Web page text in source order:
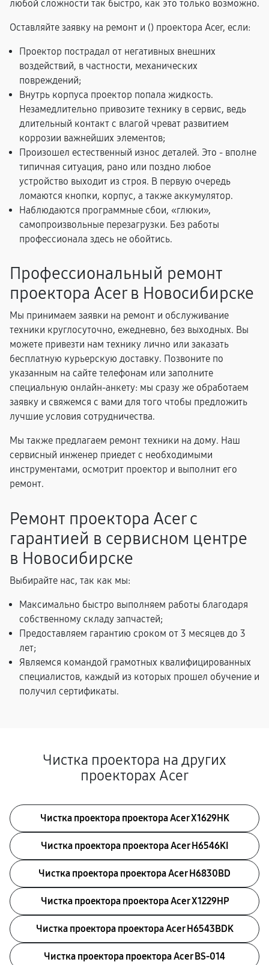
любой сложности так быстро, как это только возможно.
Оставляйте заявку на ремонт и () проектора Acer, если:
Проектор пострадал от негативных внешних
воздействий, в частности, механических
повреждений;
Внутрь корпуса проектор попала жидкость.
Незамедлительно привозите технику в сервис, ведь
длительный контакт с влагой чреват развитием
коррозии важнейших элементов;
Произошел естественный износ деталей. Это - вполне
типичная ситуация, рано или поздно любое
устройство выходит из строя. В первую очередь
ломаются кнопки, корпус, а также аккумулятор.
Наблюдаются программные сбои, «глюки»,
самопроизвольные перезагрузки. Без работы
профессионала здесь не обойтись.
Профессиональный ремонт
проектора Acer в Новосибирске
Мы принимаем заявки на ремонт и обслуживание
техники круглосуточно, ежедневно, без выходных. Вы
можете привезти нам технику лично или заказать
бесплатную курьерскую доставку. Позвоните по
указанным на сайте телефонам или заполните
специальную онлайн-анкету: мы сразу же обработаем
заявку и свяжемся с вами для того чтобы предложить
лучшие условия сотрудничества.
Мы также предлагаем ремонт техники на дому. Наш
сервисный инженер приедет с необходимыми
инструментами, осмотрит проектор и выполнит его
ремонт.
Ремонт проектора Acer с
гарантией в сервисном центре
в Новосибирске
Выбирайте нас, так как мы:
Максимально быстро выполняем работы благодаря
собственному складу запчастей;
Предоставляем гарантию сроком от 3 месяцев до 3
лет;
Являемся командой грамотных квалифицированных
специалистов, каждый из которых прошел обучение и
получил сертификаты.
Чистка проектора на других
проекторах Acer
Чистка проектора проектора Acer X1629HK
Чистка проектора проектора Acer H6546KI
Чистка проектора проектора Acer H6830BD
Чистка проектора проектора Acer X1229HP
Чистка проектора проектора Acer H6543BDK
Чистка проектора проектора Acer BS-014